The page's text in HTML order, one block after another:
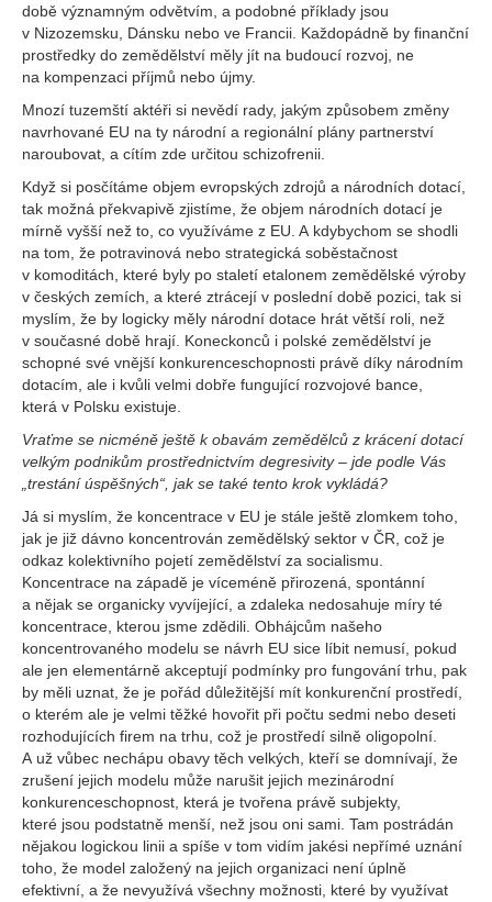
době významným odvětvím, a podobné příklady jsou
v Nizozemsku, Dánsku nebo ve Francii. Každopádně by finanční
prostředky do zemědělství měly jít na budoucí rozvoj, ne
na kompenzaci příjmů nebo újmy.
Mnozí tuzemští aktéři si nevědí rady, jakým způsobem změny
navrhované EU na ty národní a regionální plány partnerství
naroubovat, a cítím zde určitou schizofrenii.
Když si posčítáme objem evropských zdrojů a národních dotací,
tak možná překvapivě zjistíme, že objem národních dotací je
mírně vyšší než to, co využíváme z EU. A kdybychom se shodli
na tom, že potravinová nebo strategická soběstačnost
v komoditách, které byly po staletí etalonem zemědělské výroby
v českých zemích, a které ztrácejí v poslední době pozici, tak si
myslím, že by logicky měly národní dotace hrát větší roli, než
v současné době hrají. Koneckonců i polské zemědělství je
schopné své vnější konkurenceschopnosti právě díky národním
dotacím, ale i kvůli velmi dobře fungující rozvojové bance,
která v Polsku existuje.
Vraťme se nicméně ještě k obavám zemědělců z krácení dotací
velkým podnikům prostřednictvím degresivity – jde podle Vás
„trestání úspěšných“, jak se také tento krok vykládá?
Já si myslím, že koncentrace v EU je stále ještě zlomkem toho,
jak je již dávno koncentrován zemědělský sektor v ČR, což je
odkaz kolektivního pojetí zemědělství za socialismu.
Koncentrace na západě je víceméně přirozená, spontánní
a nějak se organicky vyvíjející, a zdaleka nedosahuje míry té
koncentrace, kterou jsme zdědili. Obhájcům našeho
koncentrovaného modelu se návrh EU sice líbit nemusí, pokud
ale jen elementárně akceptují podmínky pro fungování trhu, pak
by měli uznat, že je pořád důležitější mít konkurenční prostředí,
o kterém ale je velmi těžké hovořit při počtu sedmi nebo deseti
rozhodujících firem na trhu, což je prostředí silně oligopolní.
A už vůbec nechápu obavy těch velkých, kteří se domnívají, že
zrušení jejich modelu může narušit jejich mezinárodní
konkurenceschopnost, která je tvořena právě subjekty,
které jsou podstatně menší, než jsou oni sami. Tam postrádán
nějakou logickou linii a spíše v tom vidím jakési nepřímé uznání
toho, že model založený na jejich organizaci není úplně
efektivní, a že nevyužívá všechny možnosti, které by využívat